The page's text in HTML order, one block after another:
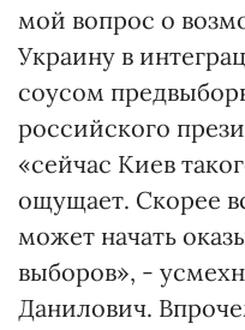
мой вопрос о
Украину в
соусом
российского
«сейчас Киев
ощущает. Скорее
может начать
выборов», -
Данилович.